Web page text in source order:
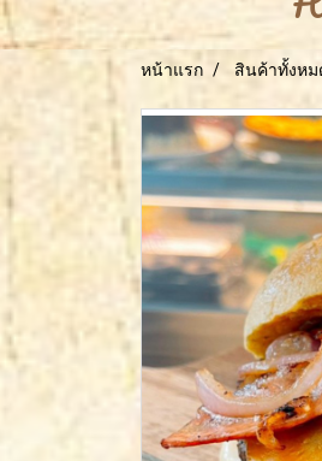
หน้าแรก สินค้าทั้งหม